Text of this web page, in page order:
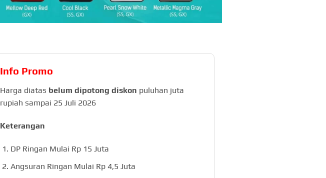
Info Promo
Harga diatas belum dipotong diskon puluhan juta
rupiah sampai 25 Juli 2026
Keterangan
DP Ringan Mulai Rp 15 Juta
Angsuran Ringan Mulai Rp 4,5 Juta